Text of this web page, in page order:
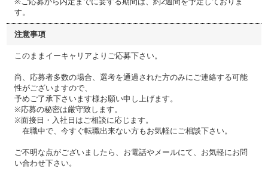
す。
注意事項
このままイーキャリアよりご応募下さい。
尚、応募者多数の場合、選考を通過された方のみにご連絡する可能
性がございますので、
予めご了承下さいます様お願い申し上げます。
※応募の秘密は厳守致します。
※面接日・入社日はご相談に応じます。
在職中で、今すぐ転職出来ない方もお気軽にご相談下さい。
ご不明な点がございましたら、お電話やメールにて、お気軽にお問
い合わせ下さい。